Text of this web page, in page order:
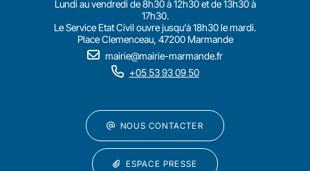
Lundi au vendredi de 8h30 à 12h30 et de 13h30 à
17h30.
Le Service Etat Civil ouvre jusqu'à 18h30 le mardi.
Place Clemenceau, 47200 Marmande
mairie@mairie-marmande.fr
+05 53 93 09 50
NOUS CONTACTER
ESPACE PRESSE